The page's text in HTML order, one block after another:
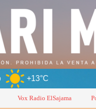
Vox Radio ElSajama